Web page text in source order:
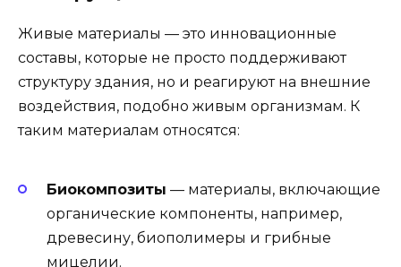
Живые материалы — это инновационные
составы, которые не просто поддерживают
структуру здания, но и реагируют на внешние
воздействия, подобно живым организмам. К
таким материалам относятся:
Биокомпозиты — материалы, включающие
органические компоненты, например,
древесину, биополимеры и грибные
мицелии.